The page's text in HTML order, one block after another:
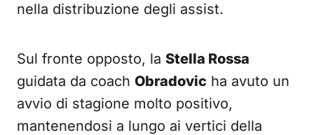
nella distribuzione degli assist.
Sul fronte opposto, la Stella Rossa
guidata da coach Obradovic ha avuto un
avvio di stagione molto positivo,
mantenendosi a lungo ai vertici della